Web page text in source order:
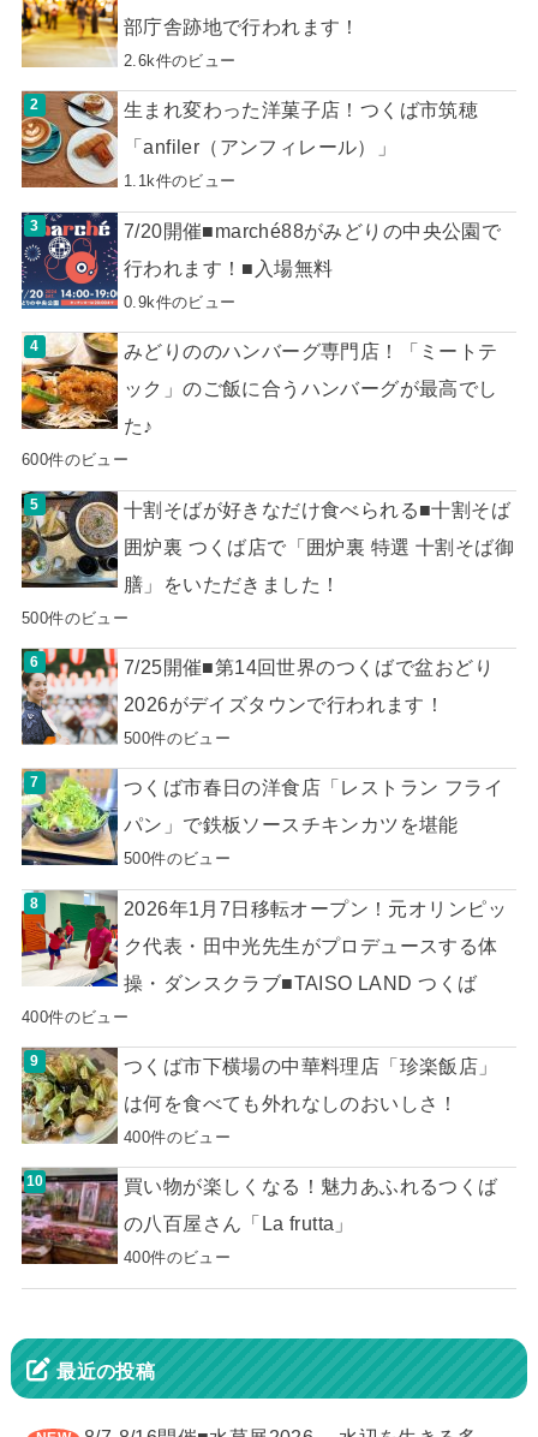
部庁舎跡地で行われます！
2.6k件のビュー
生まれ変わった洋菓子店！つくば市筑穂
「anfiler（アンフィレール）」
1.1k件のビュー
7/20開催■marché88がみどりの中央公園で
行われます！■入場無料
0.9k件のビュー
みどりののハンバーグ専門店！「ミートテ
ック」のご飯に合うハンバーグが最高でし
た♪
600件のビュー
十割そばが好きなだけ食べられる■十割そば
囲炉裏 つくば店で「囲炉裏 特選 十割そば御
膳」をいただきました！
500件のビュー
7/25開催■第14回世界のつくばで盆おどり
2026がデイズタウンで行われます！
500件のビュー
つくば市春日の洋食店「レストラン フライ
パン」で鉄板ソースチキンカツを堪能
500件のビュー
2026年1月7日移転オープン！元オリンピッ
ク代表・田中光先生がプロデュースする体
操・ダンスクラブ■TAISO LAND つくば
400件のビュー
つくば市下横場の中華料理店「珍楽飯店」
は何を食べても外れなしのおいしさ！
400件のビュー
買い物が楽しくなる！魅力あふれるつくば
の八百屋さん「La frutta」
400件のビュー
最近の投稿